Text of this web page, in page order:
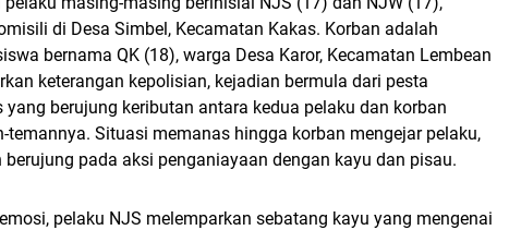
di Desa Simbel, Kecamatan Kakas. Korban adalah
bernama QK (18), warga Desa Karor, Kecamatan Lembean
keterangan kepolisian, kejadian bermula dari pesta
yang berujung keributan antara kedua pelaku dan korban
temannya. Situasi memanas hingga korban mengejar pelaku,
pada aksi penganiayaan dengan kayu dan pisau.
pelaku NJS melemparkan sebatang kayu yang mengenai